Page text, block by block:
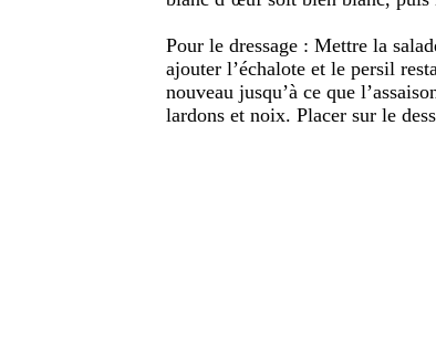
Pour le dressage : Mettre la
ajouter l’échalote et le persil
nouveau jusqu’à ce que
lardons et noix. Placer sur le